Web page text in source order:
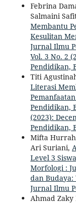
Febrina
Salmaini
Membantu
Kesulitan
Jurnal Ilmu
Vol. 3 No. 2
Pendidikan,
Titi
Literasi
Pendidikan,
(2023):
Pendidikan,
Mifta
Ari Suriani,
Level 3
Morfologi :
dan Budaya:
Jurnal Ilmu
Ahmad